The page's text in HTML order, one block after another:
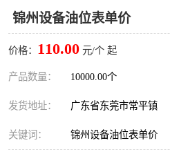
锦州设备油位表单价
价格： 110.00 元/个 起
产品数量： 10000.00个
发货地址： 广东省东莞市常平镇
关键词： 锦州设备油位表单价